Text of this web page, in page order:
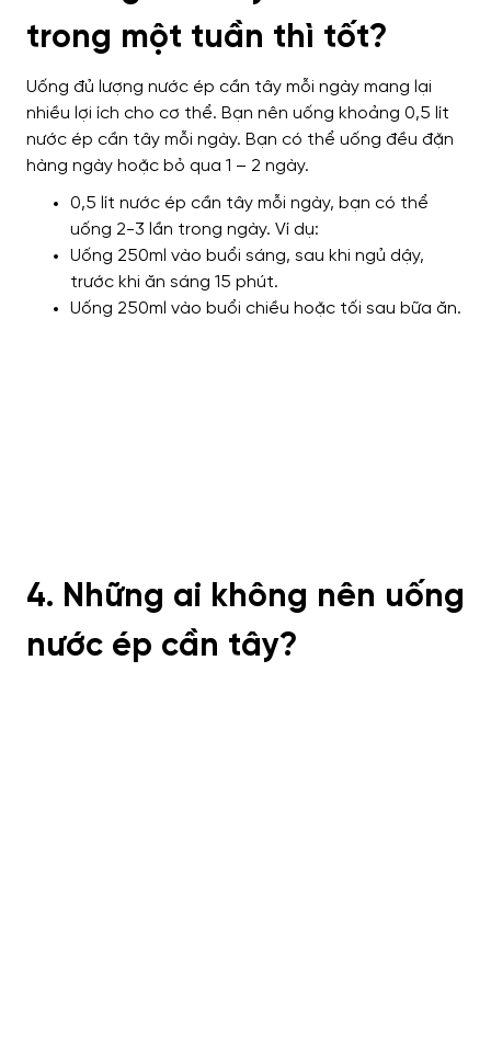
trong một tuần thì tốt?
Uống đủ lượng nước ép cần tây mỗi ngày mang lại
nhiều lợi ích cho cơ thể. Bạn nên uống khoảng 0,5 lít
nước ép cần tây mỗi ngày. Bạn có thể uống đều đặn
hàng ngày hoặc bỏ qua 1 – 2 ngày.
0,5 lít nước ép cần tây mỗi ngày, bạn có thể
uống 2-3 lần trong ngày. Ví dụ:
Uống 250ml vào buổi sáng, sau khi ngủ dậy,
trước khi ăn sáng 15 phút.
Uống 250ml vào buổi chiều hoặc tối sau bữa ăn.
4. Những ai không nên uống
nước ép cần tây?